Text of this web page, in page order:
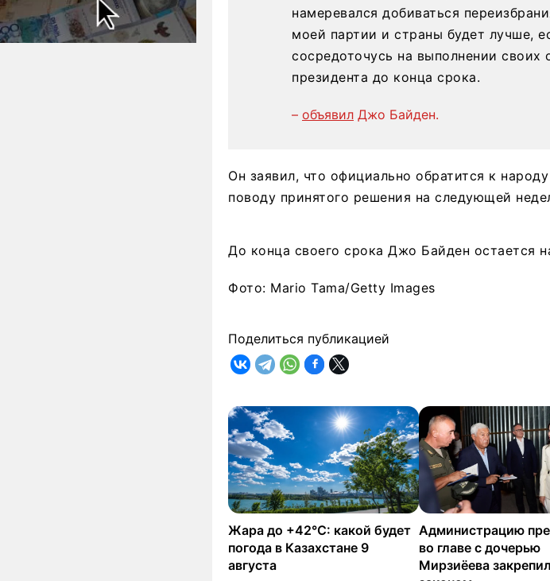
намеревался добиваться
моей партии и страны будет лучше,
сосредоточусь на выполнении своих
президента до конца срока.
– объявил Джо Байден.
Он заявил, что официально обратится к
поводу принятого решения на следующей
До конца своего срока Джо Байден остается
Фото: Mario Tama/Getty Images
Поделиться публикацией
Жара до +42°C: какой будет
погода в Казахстане 9
августа
Администрацию
во главе с дочерью
Мирзиёева